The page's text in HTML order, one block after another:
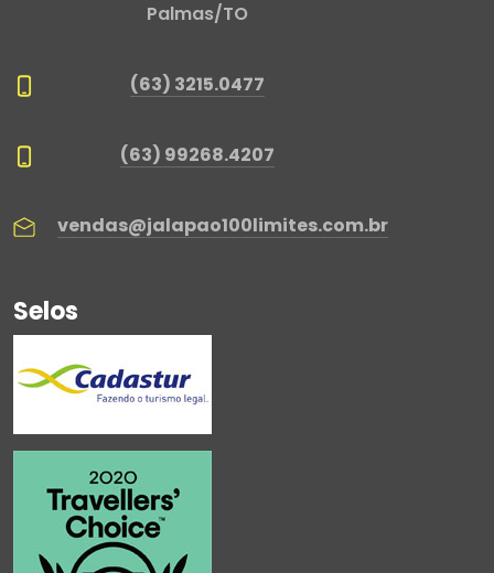
Palmas/TO
(63) 3215.0477
(63) 99268.4207
vendas@jalapao100limites.com.br
Selos